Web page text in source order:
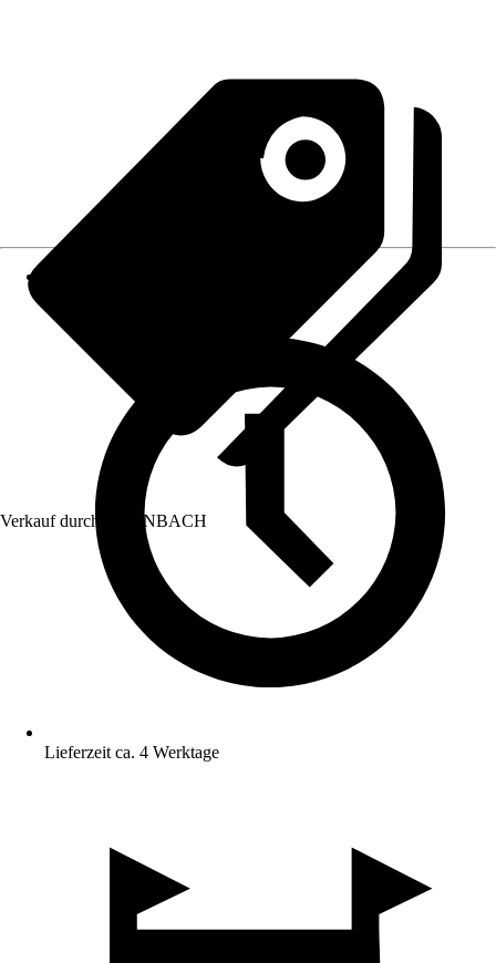
Verkauf durch: HORNBACH
Lieferzeit ca. 4 Werktage